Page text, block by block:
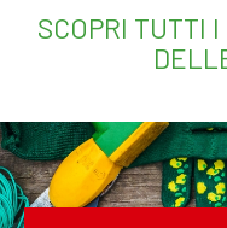
SCOPRI TUTTI